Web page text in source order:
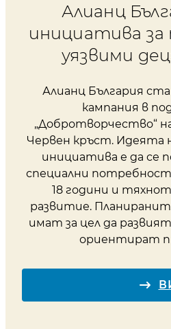
Алианц
инициатива за
уязвими
Алианц България
кампания в
„Добротворчество“
Червен кръст. Идеята
инициатива е да се
специални
18 години и
развитие.
имат за цел да
ориентират